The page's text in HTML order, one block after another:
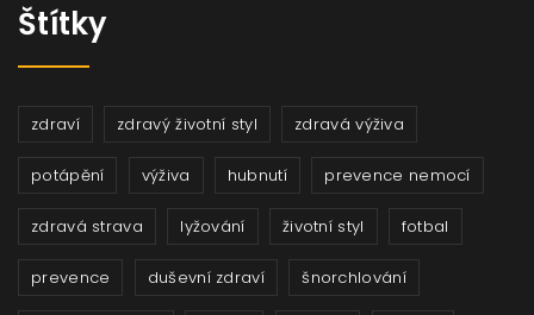
Štítky
zdraví zdravý životní styl zdravá výživa
potápění výživa hubnutí prevence nemocí
zdravá strava lyžování životní styl fotbal
prevence duševní zdraví šnorchlování